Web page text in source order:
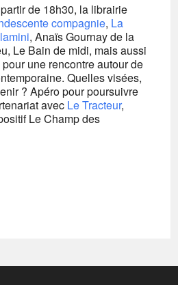
de 18h30, la librairie
compagnie, La
, Anaïs Gournay de la
Le Bain de midi, mais aussi
une rencontre autour de
Quelles visées,
? Apéro pour poursuivre
avec Le Tracteur,
Le Champ des